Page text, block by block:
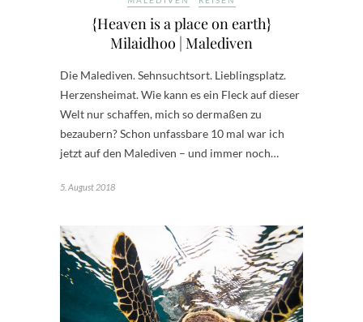
{Heaven is a place on earth}
Milaidhoo | Malediven
Die Malediven. Sehnsuchtsort. Lieblingsplatz.
Herzensheimat. Wie kann es ein Fleck auf dieser
Welt nur schaffen, mich so dermaßen zu
bezaubern? Schon unfassbare 10 mal war ich
jetzt auf den Malediven – und immer noch…
5. August 2018